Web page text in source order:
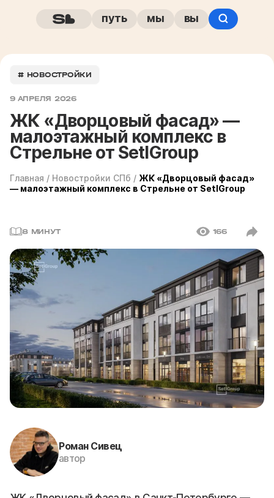
путь мы вы
# НОВОСТРОЙКИ
9 АПРЕЛЯ 2026
ЖК «Дворцовый фасад» —
малоэтажный комплекс в
Стрельне от SetlGroup
Главная / Новостройки СПб / ЖК «Дворцовый фасад»
— малоэтажный комплекс в Стрельне от SetlGroup
8 МИНУТ 166
Роман Сивец
автор